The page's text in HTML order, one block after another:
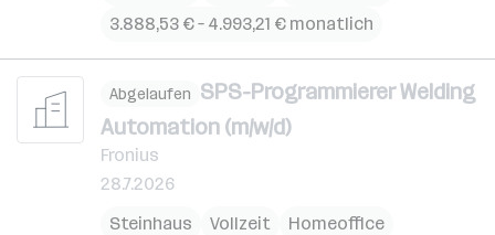
3.888,53 € – 4.993,21 € monatlich
Abgelaufen SPS-Programmierer Welding
Automation (m/w/d)
Fronius
28.7.2026
Steinhaus
Vollzeit Homeoffice